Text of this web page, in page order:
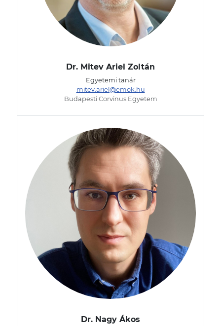
Dr. Mitev Ariel Zoltán
Egyetemi tanár
mitev.ariel@emok.hu
Budapesti Corvinus Egyetem
Dr. Nagy Ákos